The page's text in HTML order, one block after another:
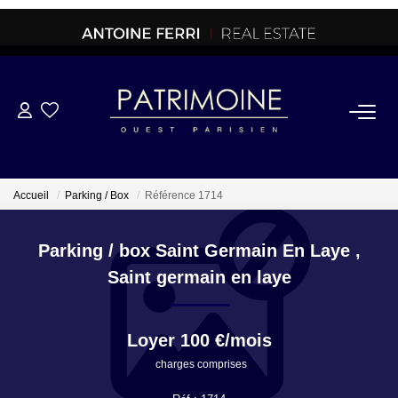
ACHETER
OFF MARKET
NORMANDIE/LA BAULE
BRETAGNE
PROPRIETES/CHATEAUX
Accueil Parking / Box Référence 1714
Parking / box Saint Germain En Laye ,
Saint germain en laye
Loyer 100 €/mois
charges comprises